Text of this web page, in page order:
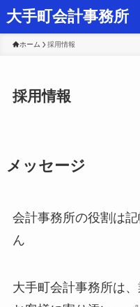
大手町会計事務所
ホーム 採用情報
採用情報
メッセージ
会計事務所の役割は
ん
大手町会計事務所は